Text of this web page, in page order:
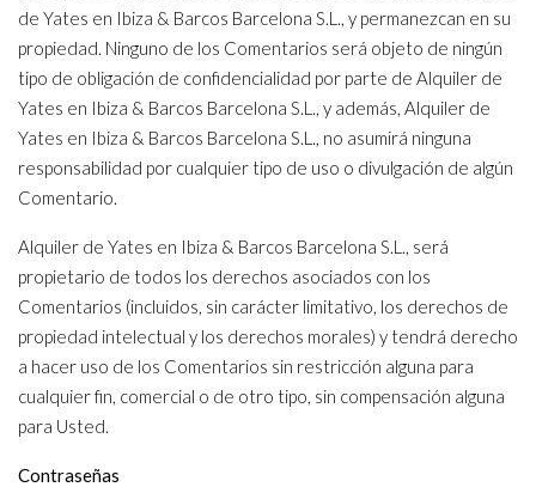
de Yates en Ibiza & Barcos Barcelona S.L., y permanezcan en su
propiedad. Ninguno de los Comentarios será objeto de ningún
tipo de obligación de confidencialidad por parte de Alquiler de
Yates en Ibiza & Barcos Barcelona S.L., y además, Alquiler de
Yates en Ibiza & Barcos Barcelona S.L., no asumirá ninguna
responsabilidad por cualquier tipo de uso o divulgación de algún
Comentario.
Alquiler de Yates en Ibiza & Barcos Barcelona S.L., será
propietario de todos los derechos asociados con los
Comentarios (incluidos, sin carácter limitativo, los derechos de
propiedad intelectual y los derechos morales) y tendrá derecho
a hacer uso de los Comentarios sin restricción alguna para
cualquier fin, comercial o de otro tipo, sin compensación alguna
para Usted.
Contraseñas